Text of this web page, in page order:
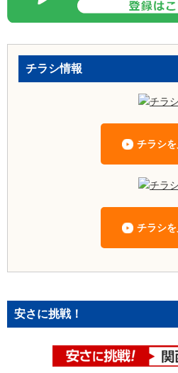
チラシ情報
チラシ
チラシ
安さに挑戦！